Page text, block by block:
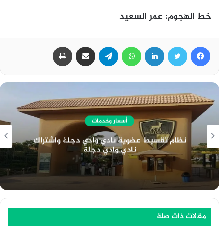
خط الهجوم: عمر السعيد
أسعار وخدمات
مميزات عضوية النادي الأهلي وخطوات تقسيط
عضوية النادي الأهلي مع فاليو
مقالات ذات صلة